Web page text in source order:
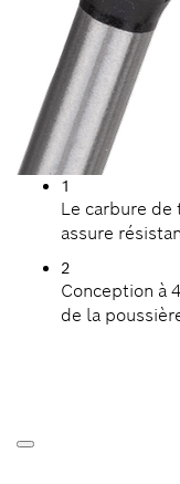
1
Le carbure
assure
2
Conception à
de la